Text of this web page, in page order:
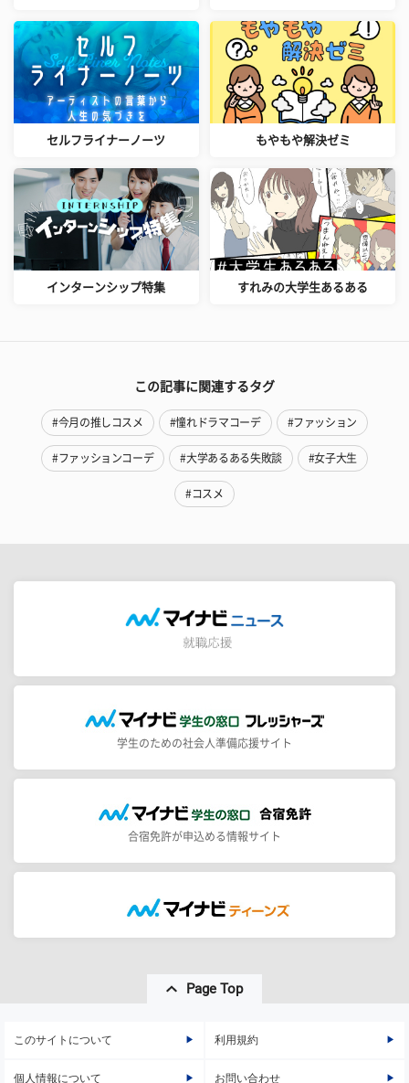
セルフライナーノーツ もやもや解決ゼミ
インターンシップ特集 すれみの大学生あるある
この記事に関連するタグ
#今月の推しコスメ #憧れドラマコーデ #ファッション
#ファッションコーデ #大学あるある失敗談 #女子大生
#コスメ
学生のための社会人準備応援サイト
合宿免許が申込める情報サイト
Page Top
このサイトについて 利用規約
個人情報について お問い合わせ